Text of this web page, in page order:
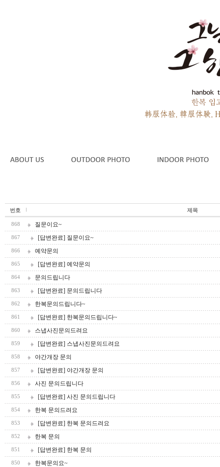
번호 제목
868 질문이요~
867 [답변완료] 질문이요~
866 예약문의
865 [답변완료] 예약문의
864 문의드립니다
863 [답변완료] 문의드립니다
862 한복문의드립니다~
861 [답변완료] 한복문의드립니다~
860 스냅사진문의드려요
859 [답변완료] 스냅사진문의드려요
858 야간개장 문의
857 [답변완료] 야간개장 문의
856 사진 문의드립니다
855 [답변완료] 사진 문의드립니다
854 한복 문의드려요
853 [답변완료] 한복 문의드려요
852 한복 문의
851 [답변완료] 한복 문의
850 한복문의요~